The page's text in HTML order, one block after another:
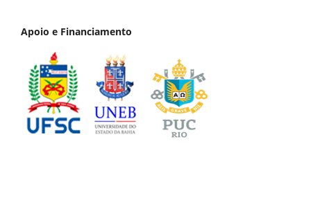
Apoio e Financiamento